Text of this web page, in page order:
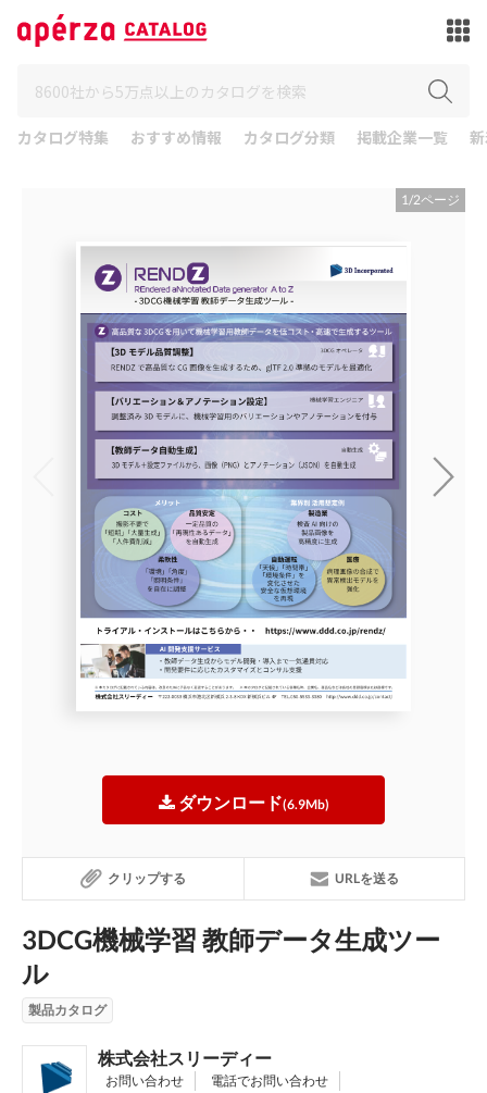
カタログ特集 おすすめ情報 カタログ分類 掲載企業一覧
1/2ページ
ダウンロード(6.9Mb)
クリップする URLを送る
3DCG機械学習 教師データ生成ツー
ル
製品カタログ
株式会社スリーディー
お問い合わせ 電話でお問い合わせ